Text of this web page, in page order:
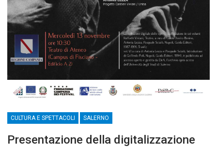
CULTURA E SPETTACOLI SALERNO
Presentazione della digitalizzazione